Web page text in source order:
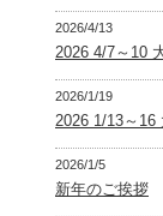
2026/4/13
2026 4/7～10
2026/1/19
2026 1/13～16
2026/1/5
新年のご挨拶